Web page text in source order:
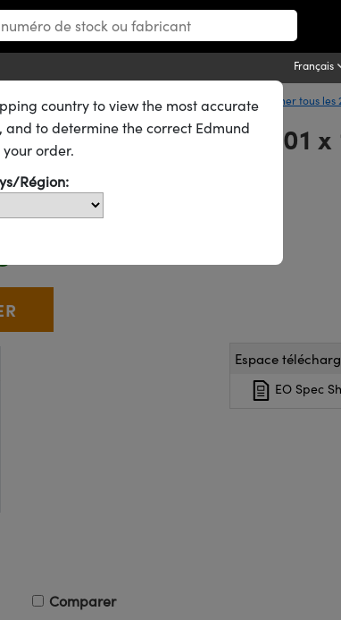
Français
Afficher tous
de Siemens, 101 x
buttons to adjust the quantity.
Comparer
Espace
EO Spec
country to view the most accurate
to determine the correct Edmund
order.
Région: